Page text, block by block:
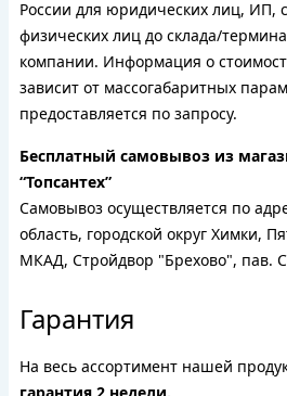
России для юридических лиц, ИП,
физических лиц до склада/
компании. Информация о
зависит от массогабаритных
предоставляется по запросу.
Бесплатный самовывоз из
“Топсантех”
Самовывоз осуществляется по
область, городской округ Химки,
МКАД, Стройдвор "Брехово", пав.
Гарантия
На весь ассортимент нашей